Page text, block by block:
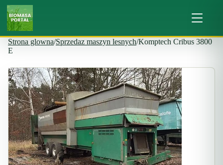
Strona glowna/Sprzedaz maszyn lesnych/Komptech Cribus 3800
E